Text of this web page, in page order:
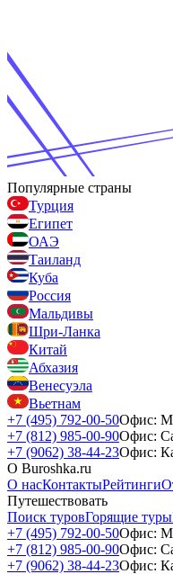
Популярные страны
Турция
Египет
ОАЭ
Таиланд
Куба
Россия
Мальдивы
Шри-Ланка
Китай
Абхазия
Венесуэла
Вьетнам
+7 (495) 792-00-50Офис:
+7 (812) 985-00-90Офис:
+7 (9062) 38-44-23Офис:
О Buroshka.ru
О насКонтактыРейтинги
Путешествовать
Поиск туровГорящие туры
+7 (495) 792-00-50Офис:
+7 (812) 985-00-90Офис:
+7 (9062) 38-44-23Офис: